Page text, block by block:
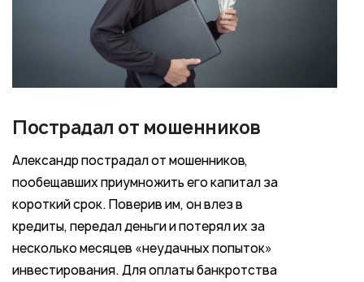
Пострадал от мошенников
Александр пострадал от мошенников,
пообещавших приумножить его капитал за
короткий срок. Поверив им, он влез в
кредиты, передал деньги и потерял их за
несколько месяцев «неудачных попыток»
инвестирования. Для оплаты банкротства